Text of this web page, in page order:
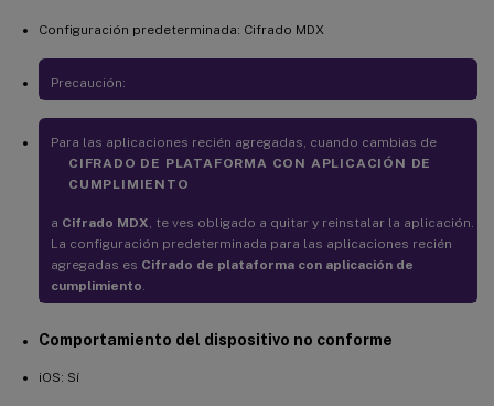
Configuración predeterminada: Cifrado MDX
Precaución:
Para las aplicaciones recién agregadas, cuando cambias de
CIFRADO DE PLATAFORMA CON APLICACIÓN DE
CUMPLIMIENTO
a Cifrado MDX , te ves obligado a quitar y reinstalar la aplicación.
La configuración predeterminada para las aplicaciones recién
agregadas es Cifrado de plataforma con aplicación de
cumplimiento
Comportamiento del dispositivo no conforme
iOS: Sí